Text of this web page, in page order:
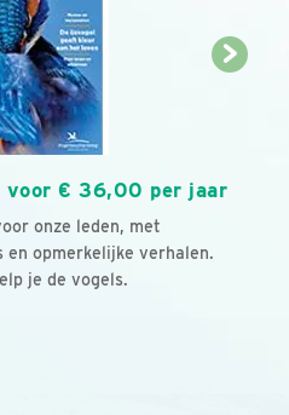
voor € 36,00 per jaar
onze leden, met
opmerkelijke verhalen.
je de vogels.